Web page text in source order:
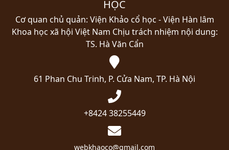
HỌC
Cơ quan chủ quản: Viện Khảo cổ học - Viện Hàn lâm
Khoa học xã hội Việt Nam Chịu trách nhiệm nội dung:
TS. Hà Văn Cẩn
61 Phan Chu Trinh, P. Cửa Nam, TP. Hà Nội
+8424 38255449
webkhaoco@gmail.com